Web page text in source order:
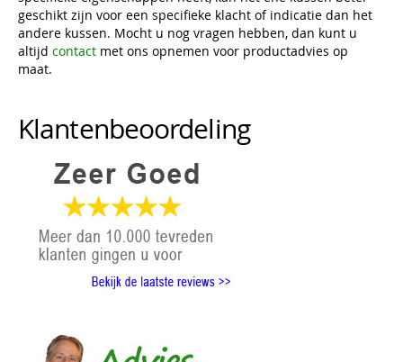
geschikt zijn voor een specifieke klacht of indicatie dan het
andere kussen. Mocht u nog vragen hebben, dan kunt u
altijd contact met ons opnemen voor productadvies op
maat.
Klantenbeoordeling